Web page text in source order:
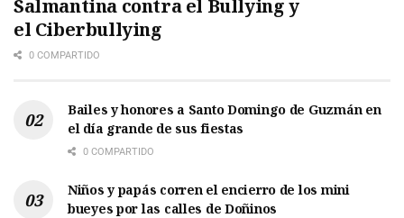
Salmantina contra el Bullying y
el Ciberbullying
0 COMPARTIDO
Bailes y honores a Santo Domingo de Guzmán en
el día grande de sus fiestas
0 COMPARTIDO
Niños y papás corren el encierro de los mini
bueyes por las calles de Doñinos